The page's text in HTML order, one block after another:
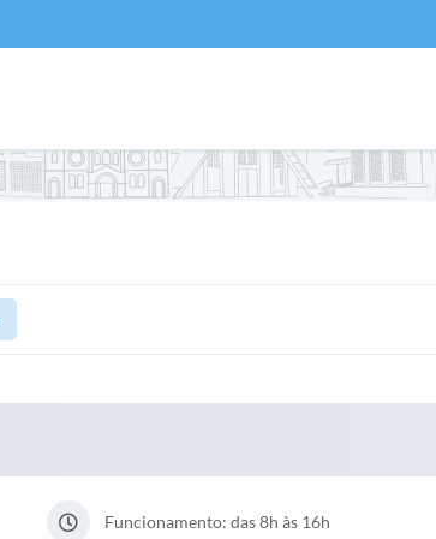
Funcionamento: das 8h às 16h